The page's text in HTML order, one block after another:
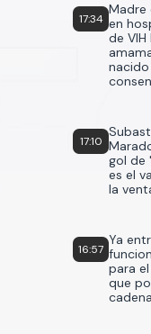
17:34
Madre
en
de
17:10
gol de
es el
la
16:57
Ya
para
que